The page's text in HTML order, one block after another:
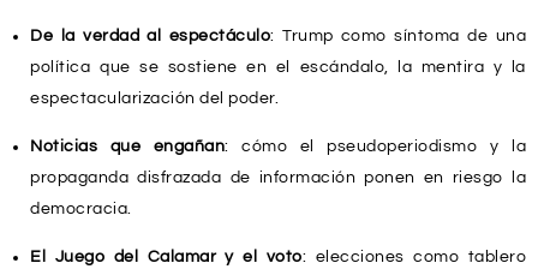
De la verdad al espectáculo: Trump como síntoma de una
política que se sostiene en el escándalo, la mentira y la
espectacularización del poder.
Noticias que engañan: cómo el pseudoperiodismo y la
propaganda disfrazada de información ponen en riesgo la
democracia.
El Juego del Calamar y el voto: elecciones como tablero